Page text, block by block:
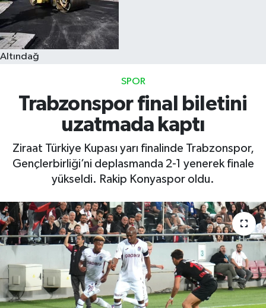
Altındağ
SPOR
Trabzonspor final biletini
uzatmada kaptı
Ziraat Türkiye Kupası yarı finalinde Trabzonspor,
Gençlerbirliği’ni deplasmanda 2-1 yenerek finale
yükseldi. Rakip Konyaspor oldu.